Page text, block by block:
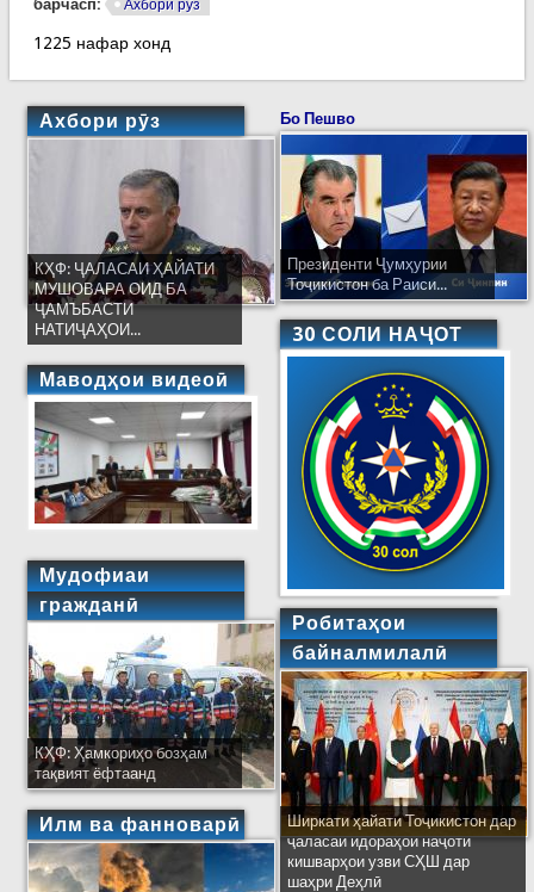
барчасп: Ахбори рӯз
1225 нафар хонд
Ахбори рӯз
КҲФ: ҶАЛАСАИ ҲАЙАТИ
МУШОВАРА ОИД БА
ҶАМЪБАСТИ
НАТИҶАҲОИ...
Маводҳои видеоӣ
Мудофиаи
гражданӣ
КҲФ: Ҳамкориҳо бозҳам
тақвият ёфтаанд
Илм ва фанноварӣ
Бо Пешво
Президенти Ҷумҳурии
Тоҷикистон ба Раиси...
30 СОЛИ НАҶОТ
Робитаҳои
байналмилалӣ
Ширкати ҳайати Тоҷикистон дар
ҷаласаи идораҳои наҷоти
кишварҳои узви СҲШ дар
шаҳри Деҳлӣ